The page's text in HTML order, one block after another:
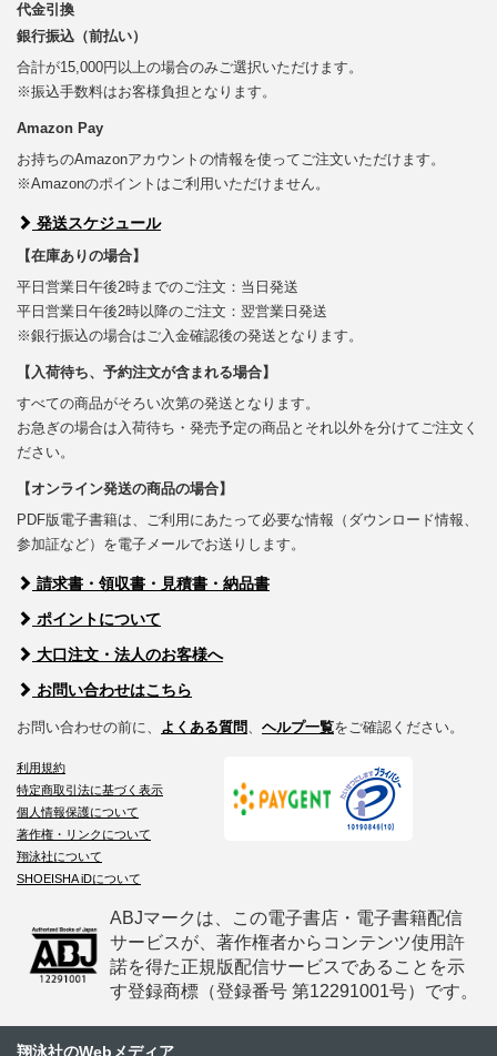
代金引換
銀行振込（前払い）
合計が15,000円以上の場合のみご選択いただけます。
※振込手数料はお客様負担となります。
Amazon Pay
お持ちのAmazonアカウントの情報を使ってご注文いただけます。
※Amazonのポイントはご利用いただけません。
発送スケジュール
【在庫ありの場合】
平日営業日午後2時までのご注文：当日発送
平日営業日午後2時以降のご注文：翌営業日発送
※銀行振込の場合はご入金確認後の発送となります。
【入荷待ち、予約注文が含まれる場合】
すべての商品がそろい次第の発送となります。
お急ぎの場合は入荷待ち・発売予定の商品とそれ以外を分けてご注文く
ださい。
【オンライン発送の商品の場合】
PDF版電子書籍は、ご利用にあたって必要な情報（ダウンロード情報、
参加証など）を電子メールでお送りします。
請求書・領収書・見積書・納品書
ポイントについて
大口注文・法人のお客様へ
お問い合わせはこちら
お問い合わせの前に、 よくある質問、 ヘルプ一覧をご確認ください。
利用規約
特定商取引法に基づく表示
個人情報保護について
著作権・リンクについて
翔泳社について
SHOEISHA iDについて
ABJマークは、この電子書店・電子書籍配信
サービスが、著作権者からコンテンツ使用許
諾を得た正規版配信サービスであることを示
す登録商標（登録番号 第12291001号）です。
翔泳社のWebメディア